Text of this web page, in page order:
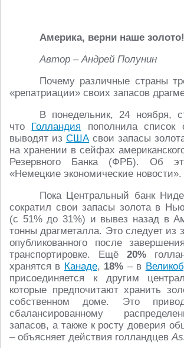
Америка, верни наше золото!
Автор – Андрей Полунин
Почему различные страны
«репатриации» своих запасов
В понедельник, 24 ноября,
что Голландия пополнила список
выводят из СШАсвои запасы
на хранении в сейфах
Резервного Банка (ФРБ). Об
«Немецкие экономические новости».
Пока Центральный банк
сократил свои запасы золота в
(с 51% до 31%) и вывез назад в
тонны драгметалла. Это следует из
опубликованного после
транспортировке. Ещё 20%
хранятся в Канаде, 18% – в
присоединяется к другим
которые предпочитают хранить
собственном доме. Это
сбалансированному
запасов, а также к росту доверия
– объясняет действия голландцев